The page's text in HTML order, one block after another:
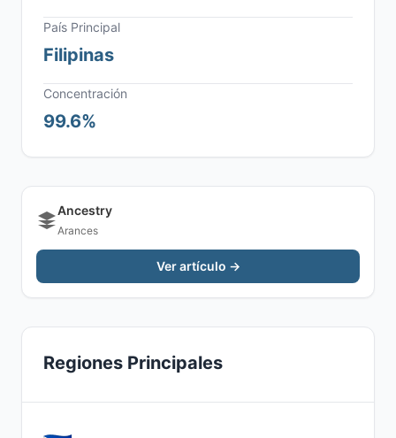
País Principal
Filipinas
Concentración
99.6%
Ancestry
Arances
Ver artículo →
Regiones Principales